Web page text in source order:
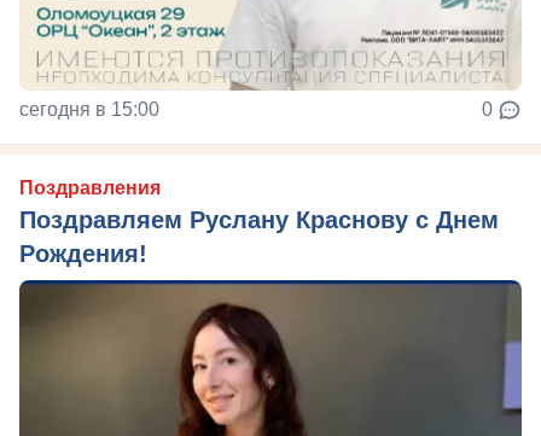
сегодня в 15:00 0
Поздравления
Поздравляем Руслану Краснову с Днем
Рождения!